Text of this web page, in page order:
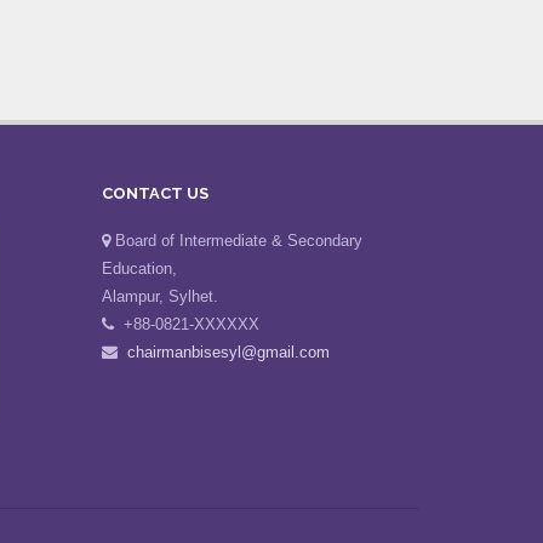
CONTACT US
Board of Intermediate & Secondary
Education,
Alampur, Sylhet.
+88-0821-XXXXXX
chairmanbisesyl@gmail.com